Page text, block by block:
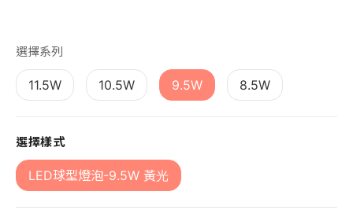
選擇系列
11.5W 10.5W 9.5W 8.5W
選擇樣式
LED球型燈泡-9.5W 黃光